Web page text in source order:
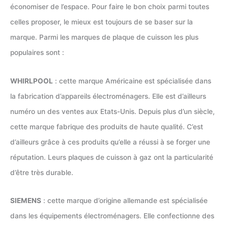
économiser de l’espace. Pour faire le bon choix parmi toutes
celles proposer, le mieux est toujours de se baser sur la
marque. Parmi les marques de plaque de cuisson les plus
populaires sont :
WHIRLPOOL : cette marque Américaine est spécialisée dans
la fabrication d’appareils électroménagers. Elle est d’ailleurs
numéro un des ventes aux Etats-Unis. Depuis plus d’un siècle,
cette marque fabrique des produits de haute qualité. C’est
d’ailleurs grâce à ces produits qu’elle a réussi à se forger une
réputation. Leurs plaques de cuisson à gaz ont la particularité
d’être très durable.
SIEMENS : cette marque d’origine allemande est spécialisée
dans les équipements électroménagers. Elle confectionne des